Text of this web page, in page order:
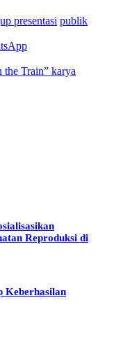
presentasi publik
Train” karya
Reproduksi di
Keberhasilan